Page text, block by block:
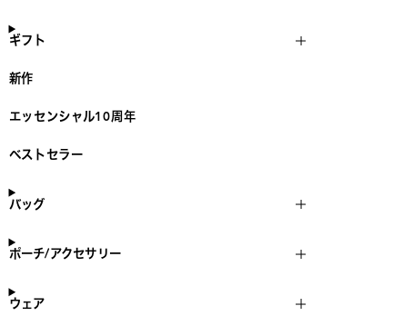
ギフト
新作
エッセンシャル10周年
ベストセラー
バッグ
ポーチ/アクセサリー
ウェア